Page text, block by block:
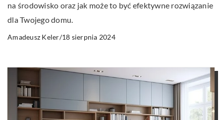
na środowisko oraz jak może to być efektywne rozwiązanie
dla Twojego domu.
Amadeusz Keler/18 sierpnia 2024